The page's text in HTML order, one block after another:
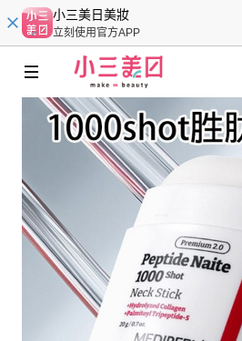
小三美日美妝
立刻使用官方APP